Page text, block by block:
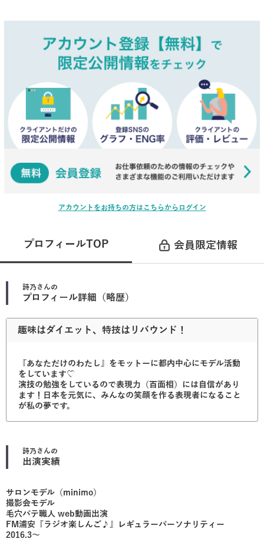
アカウントをお持ちの方はこちらからログイン
プロフィールTOP 会員限定情報
詩乃 さんの
プロフィール詳細（略歴）
趣味はダイエット、特技はリバウンド！
『あなただけのわたし』をモットーに都内中心にモデル活動
をしています♡
演技の勉強をしているので表現力（百面相）には自信があり
ます！日本を元気に、みんなの笑顔を作る表現者になること
が私の夢です。
詩乃 さんの
出演実績
サロンモデル（minimo）
撮影会モデル
毛穴パテ職人 web動画出演
FM浦安『ラジオ楽しんご♪』レギュラーパーソナリティー
2016.3〜